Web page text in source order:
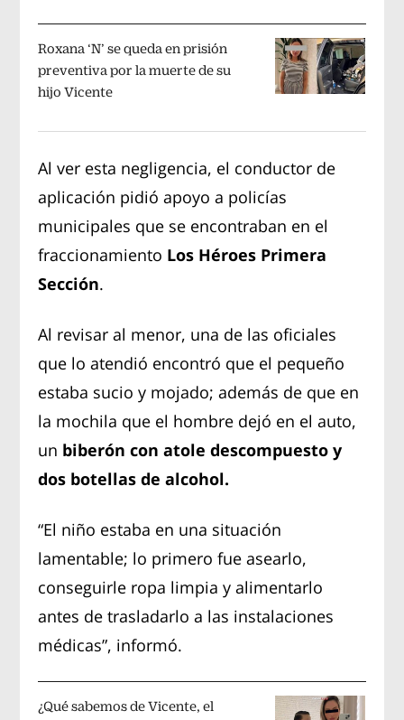
Roxana ‘N’ se queda en prisión
preventiva por la muerte de su
hijo Vicente
Al ver esta negligencia, el conductor de
aplicación pidió apoyo a policías
municipales que se encontraban en el
fraccionamiento Los Héroes Primera
Sección.
Al revisar al menor, una de las oficiales
que lo atendió encontró que el pequeño
estaba sucio y mojado; además de que en
la mochila que el hombre dejó en el auto,
un biberón con atole descompuesto y
dos botellas de alcohol.
“El niño estaba en una situación
lamentable; lo primero fue asearlo,
conseguirle ropa limpia y alimentarlo
antes de trasladarlo a las instalaciones
médicas”, informó.
¿Qué sabemos de Vicente, el